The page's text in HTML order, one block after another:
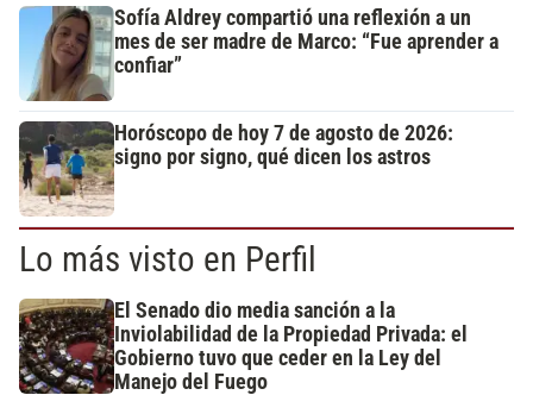
Sofía Aldrey compartió una reflexión a un
mes de ser madre de Marco: “Fue aprender a
confiar”
Horóscopo de hoy 7 de agosto de 2026:
signo por signo, qué dicen los astros
Lo más visto en Perfil
El Senado dio media sanción a la
Inviolabilidad de la Propiedad Privada: el
Gobierno tuvo que ceder en la Ley del
Manejo del Fuego